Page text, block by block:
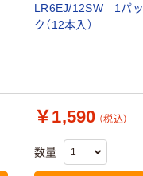
LR6EJ/12SW 1パッ
ク（12本入）
￥1,590 （税込）
数量